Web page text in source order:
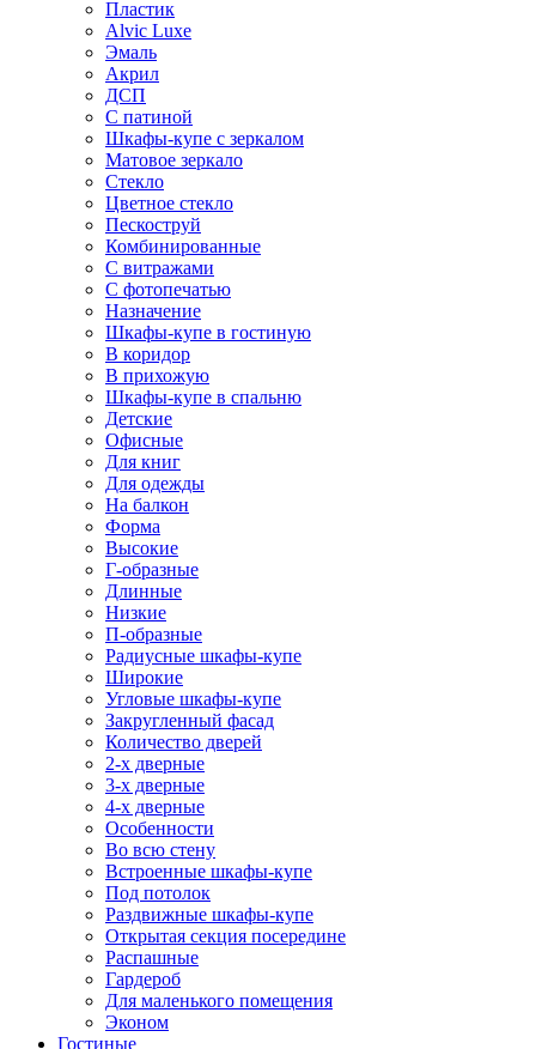
Пластик
Alvic Luxe
Эмаль
Акрил
ДСП
С патиной
Шкафы-купе с зеркалом
Матовое зеркало
Стекло
Цветное стекло
Пескоструй
Комбинированные
С витражами
С фотопечатью
Назначение
Шкафы-купе в гостиную
В коридор
В прихожую
Шкафы-купе в спальню
Детские
Офисные
Для книг
Для одежды
На балкон
Форма
Высокие
Г-образные
Длинные
Низкие
П-образные
Радиусные шкафы-купе
Широкие
Угловые шкафы-купе
Закругленный фасад
Количество дверей
2-х дверные
3-х дверные
4-х дверные
Особенности
Во всю стену
Встроенные шкафы-купе
Под потолок
Раздвижные шкафы-купе
Открытая секция посередине
Распашные
Гардероб
Для маленького помещения
Эконом
Гостиные